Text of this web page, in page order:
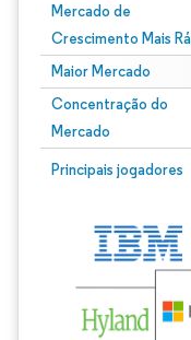
Mercado de
Crescimento Mais
Maior Mercado
Concentração do
Mercado
Principais jogadores
Imagem © Mordor